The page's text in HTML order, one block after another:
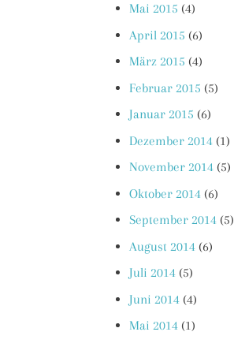
Mai 2015 (4)
April 2015 (6)
März 2015 (4)
Februar 2015 (5)
Januar 2015 (6)
Dezember 2014 (1)
November 2014 (5)
Oktober 2014 (6)
September 2014 (5)
August 2014 (6)
Juli 2014 (5)
Juni 2014 (4)
Mai 2014 (1)